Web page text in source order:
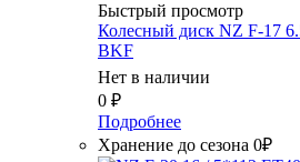
Быстрый просмотр
Колесный диск NZ F-17
BKF
Нет в наличии
0 ₽
Подробнее
Хранение до сезона 0₽